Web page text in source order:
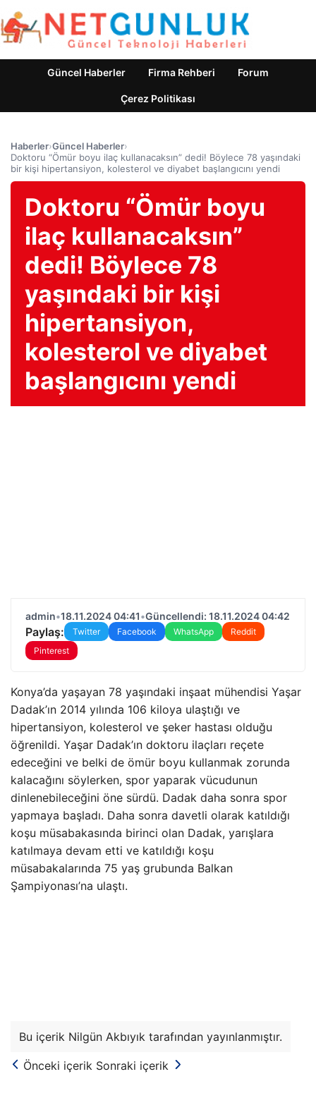
Güncel Haberler Firma Rehberi Forum
Çerez Politikası
Haberler›Güncel Haberler›
Doktoru “Ömür boyu ilaç kullanacaksın” dedi! Böylece 78 yaşındaki
bir kişi hipertansiyon, kolesterol ve diyabet başlangıcını yendi
Doktoru “Ömür boyu
ilaç kullanacaksın”
dedi! Böylece 78
yaşındaki bir kişi
hipertansiyon,
kolesterol ve diyabet
başlangıcını yendi
admin•18.11.2024 04:41•Güncellendi: 18.11.2024 04:42
Paylaş: Twitter Facebook WhatsApp
Reddit
Pinterest
Konya’da yaşayan 78 yaşındaki inşaat mühendisi Yaşar
Dadak’ın 2014 yılında 106 kiloya ulaştığı ve
hipertansiyon, kolesterol ve şeker hastası olduğu
öğrenildi. Yaşar Dadak’ın doktoru ilaçları reçete
edeceğini ve belki de ömür boyu kullanmak zorunda
kalacağını söylerken, spor yaparak vücudunun
dinlenebileceğini öne sürdü. Dadak daha sonra spor
yapmaya başladı. Daha sonra davetli olarak katıldığı
koşu müsabakasında birinci olan Dadak, yarışlara
katılmaya devam etti ve katıldığı koşu
müsabakalarında 75 yaş grubunda Balkan
Şampiyonası’na ulaştı.
Bu içerik Nilgün Akbıyık tarafından yayınlanmıştır.
Önceki içerik Sonraki içerik